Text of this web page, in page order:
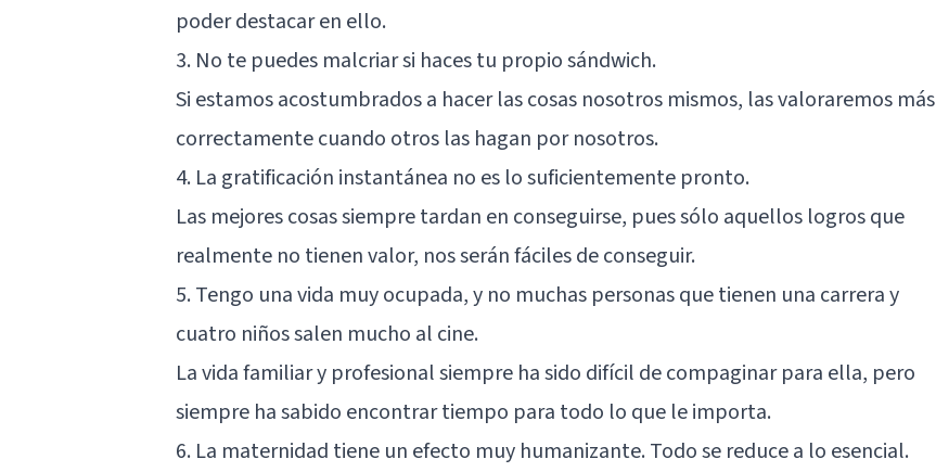
poder destacar en ello.
3. No te puedes malcriar si haces tu propio sándwich.
Si estamos acostumbrados a hacer las cosas nosotros mismos, las valoraremos más
correctamente cuando otros las hagan por nosotros.
4. La gratificación instantánea no es lo suficientemente pronto.
Las mejores cosas siempre tardan en conseguirse, pues sólo aquellos logros que
realmente no tienen valor, nos serán fáciles de conseguir.
5. Tengo una vida muy ocupada, y no muchas personas que tienen una carrera y
cuatro niños salen mucho al cine.
La vida familiar y profesional siempre ha sido difícil de compaginar para ella, pero
siempre ha sabido encontrar tiempo para todo lo que le importa.
6. La maternidad tiene un efecto muy humanizante. Todo se reduce a lo esencial.